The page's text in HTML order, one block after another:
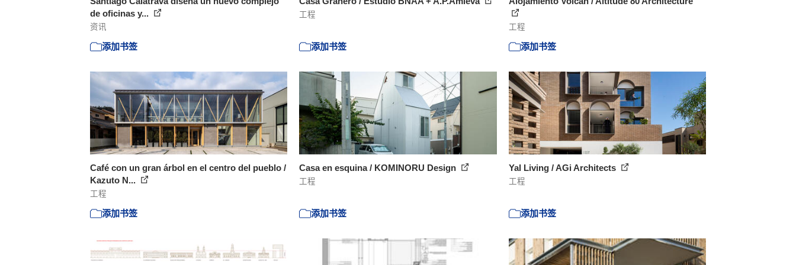
de oficinas y...
资讯
添加书签
工程
添加书签
工程
添加书签
Café con un gran árbol en el centro del pueblo /
Kazuto N...
工程
添加书签
Casa en esquina / KOMINORU Design
工程
添加书签
Yal Living / AGi Architects
工程
添加书签